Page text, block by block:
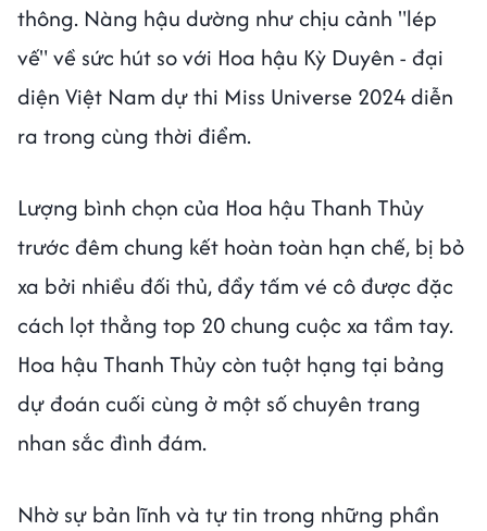
thông. Nàng hậu dường như chịu cảnh "lép
vế" về sức hút so với Hoa hậu Kỳ Duyên - đại
diện Việt Nam dự thi Miss Universe 2024 diễn
ra trong cùng thời điểm.
Lượng bình chọn của Hoa hậu Thanh Thủy
trước đêm chung kết hoàn toàn hạn chế, bị bỏ
xa bởi nhiều đối thủ, đẩy tấm vé cô được đặc
cách lọt thẳng top 20 chung cuộc xa tầm tay.
Hoa hậu Thanh Thủy còn tuột hạng tại bảng
dự đoán cuối cùng ở một số chuyên trang
nhan sắc đình đám.
Nhờ sự bản lĩnh và tự tin trong những phần